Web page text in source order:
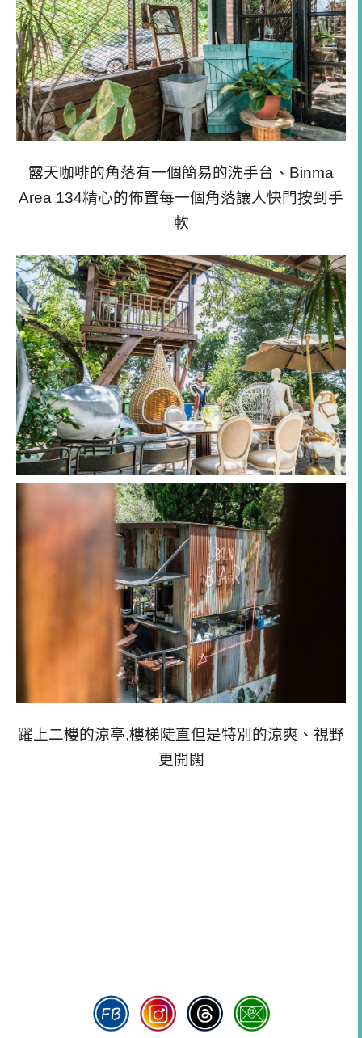
露天咖啡的角落有一個簡易的洗手台、 Binma
Area 134精心的佈置每一個角落讓人快門按到手
軟
躍上二樓的涼亭,樓梯陡直但是特別的涼爽、視野
更開闊